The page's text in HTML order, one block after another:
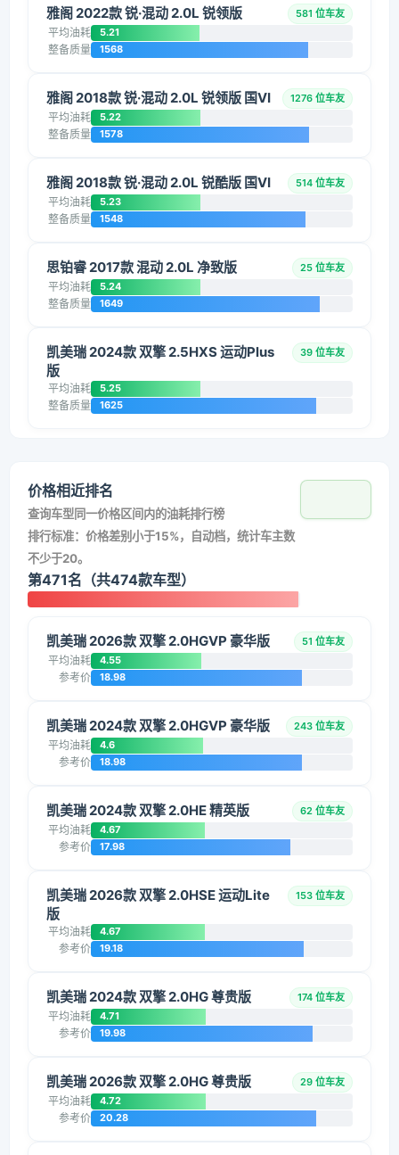
雅阁 2022款 锐·混动 2.0L 锐领版 581 位车友
平均油耗 5.21
整备质量 1568
雅阁 2018款 锐·混动 2.0L 锐领版 国VI 1276 位车友
平均油耗 5.22
整备质量 1578
雅阁 2018款 锐·混动 2.0L 锐酷版 国VI 514 位车友
平均油耗 5.23
整备质量 1548
思铂睿 2017款 混动 2.0L 净致版 25 位车友
平均油耗 5.24
整备质量 1649
凯美瑞 2024款 双擎 2.5HXS 运动Plus
版
39 位车友
平均油耗 5.25
整备质量 1625
价格相近排名
查询车型同一价格区间内的油耗排行榜
排行标准：价格差别小于15%，自动档，统计车主数
不少于20。
第471名（共474款车型）
凯美瑞 2026款 双擎 2.0HGVP 豪华版 51 位车友
平均油耗 4.55
参考价 18.98
凯美瑞 2024款 双擎 2.0HGVP 豪华版 243 位车友
平均油耗 4.6
参考价 18.98
凯美瑞 2024款 双擎 2.0HE 精英版 62 位车友
平均油耗 4.67
参考价 17.98
凯美瑞 2026款 双擎 2.0HSE 运动Lite
版
153 位车友
平均油耗 4.67
参考价 19.18
凯美瑞 2024款 双擎 2.0HG 尊贵版 174 位车友
平均油耗 4.71
参考价 19.98
凯美瑞 2026款 双擎 2.0HG 尊贵版 29 位车友
平均油耗 4.72
参考价 20.28